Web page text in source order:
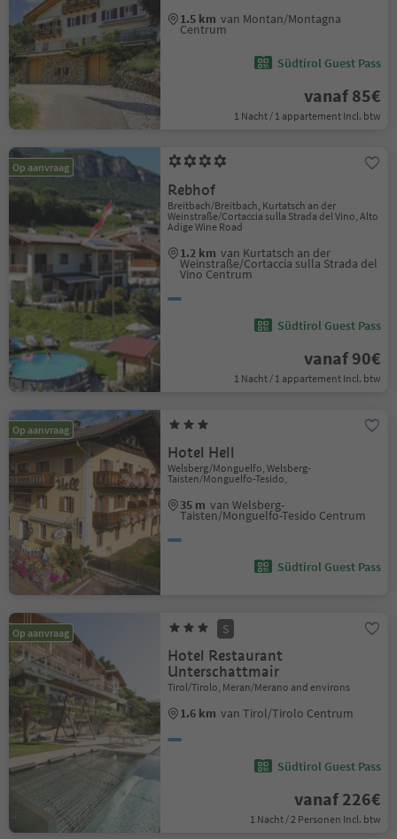
1.5 km van Montan/Montagna
Centrum
Südtirol Guest Pass
vanaf 85€
1 Nacht / 1 appartement Incl. btw
Op aanvraag
Rebhof
Breitbach/Breitbach, Kurtatsch an der
Weinstraße/Cortaccia sulla Strada del Vino, Alto
Adige Wine Road
1.2 km van Kurtatsch an der
Weinstraße/Cortaccia sulla Strada del
Vino Centrum
Südtirol Guest Pass
vanaf 90€
1 Nacht / 1 appartement Incl. btw
Op aanvraag
Hotel Hell
Welsberg/Monguelfo, Welsberg-
Taisten/Monguelfo-Tesido,
35 m van Welsberg-
Taisten/Monguelfo-Tesido Centrum
Südtirol Guest Pass
Op aanvraag S
Hotel Restaurant
Unterschattmair
Tirol/Tirolo, Meran/Merano and environs
1.6 km van Tirol/Tirolo Centrum
Südtirol Guest Pass
vanaf 226€
1 Nacht / 2 Personen Incl. btw